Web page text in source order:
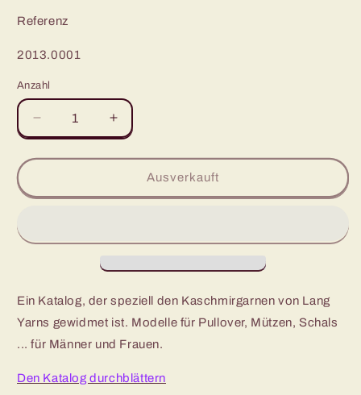
Referenz
SKU:
2013.0001
Anzahl
Verringere
die
Menge
Katalog
-
Luxuriöses
Erhöhe
die
Menge
Katalog
-
Kaschmir
Ausverkauft
Ein Katalog, der speziell den Kaschmirgarnen von Lang
Yarns gewidmet ist. Modelle für Pullover, Mützen, Schals
... für Männer und Frauen.
Den Katalog durchblättern